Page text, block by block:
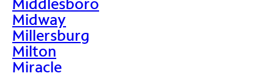
Midway
Millersburg
Milton
Miracle